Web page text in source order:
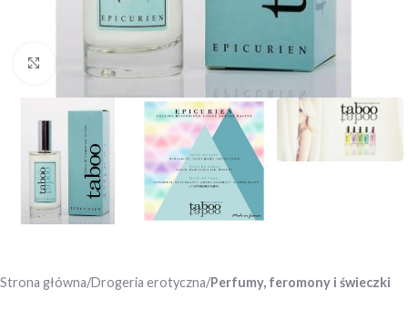
Click to enlarge
Strona główna Drogeria erotyczna Perfumy, feromony i świeczki